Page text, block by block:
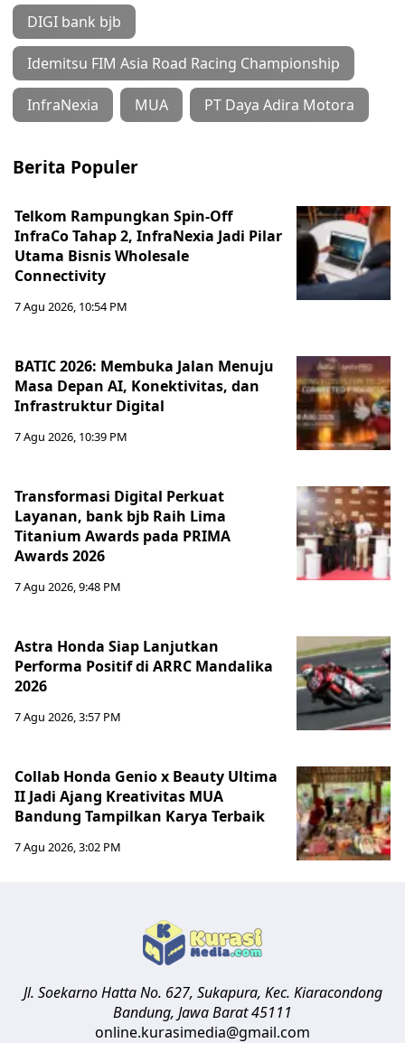
DIGI bank bjb
Idemitsu FIM Asia Road Racing Championship
InfraNexia MUA PT Daya Adira Motora
Berita Populer
Telkom Rampungkan Spin-Off
InfraCo Tahap 2, InfraNexia Jadi Pilar
Utama Bisnis Wholesale
Connectivity
7 Agu 2026, 10:54 PM
BATIC 2026: Membuka Jalan Menuju
Masa Depan AI, Konektivitas, dan
Infrastruktur Digital
7 Agu 2026, 10:39 PM
Transformasi Digital Perkuat
Layanan, bank bjb Raih Lima
Titanium Awards pada PRIMA
Awards 2026
7 Agu 2026, 9:48 PM
Astra Honda Siap Lanjutkan
Performa Positif di ARRC Mandalika
2026
7 Agu 2026, 3:57 PM
Collab Honda Genio x Beauty Ultima
II Jadi Ajang Kreativitas MUA
Bandung Tampilkan Karya Terbaik
7 Agu 2026, 3:02 PM
Jl. Soekarno Hatta No. 627, Sukapura, Kec. Kiaracondong
Bandung, Jawa Barat45111
online.kurasimedia@gmail.com